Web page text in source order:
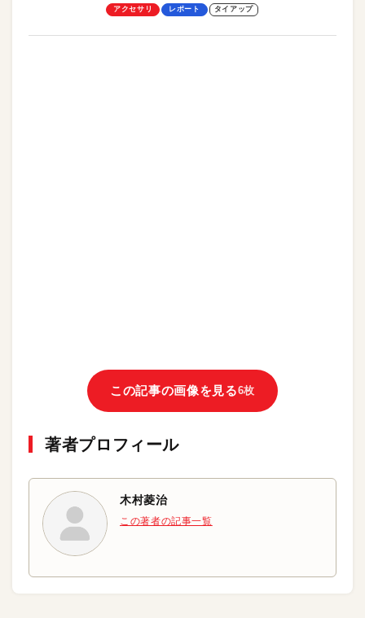
却プレート、シンプルな操作性がグッド！
アクセサリ レポート タイアップ
この記事の画像を見る6枚
著者プロフィール
木村菱治
この著者の記事一覧